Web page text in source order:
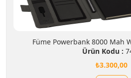
Füme Powerbank 8000 Mah
Ürün Kodu :
₺3.300,00